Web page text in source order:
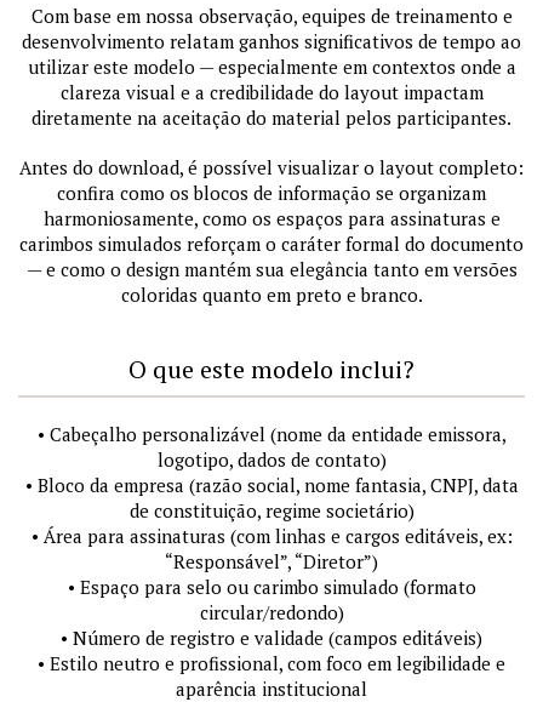
Com base em nossa observação, equipes de treinamento e
desenvolvimento relatam ganhos significativos de tempo ao
utilizar este modelo — especialmente em contextos onde a
clareza visual e a credibilidade do layout impactam
diretamente na aceitação do material pelos participantes.
Antes do download, é possível visualizar o layout completo:
confira como os blocos de informação se organizam
harmoniosamente, como os espaços para assinaturas e
carimbos simulados reforçam o caráter formal do documento
— e como o design mantém sua elegância tanto em versões
coloridas quanto em preto e branco.
O que este modelo inclui?
• Cabeçalho personalizável (nome da entidade emissora,
logotipo, dados de contato)
• Bloco da empresa (razão social, nome fantasia, CNPJ, data
de constituição, regime societário)
• Área para assinaturas (com linhas e cargos editáveis, ex:
“Responsável”, “Diretor”)
• Espaço para selo ou carimbo simulado (formato
circular/redondo)
• Número de registro e validade (campos editáveis)
• Estilo neutro e profissional, com foco em legibilidade e
aparência institucional